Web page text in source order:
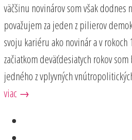
väčšinu novinárov som však dodnes
považujem za jeden z pilierov
svoju kariéru ako novinár a v
začiatkom deväťdesiatych rokov som
jedného z vplyvných
viac →